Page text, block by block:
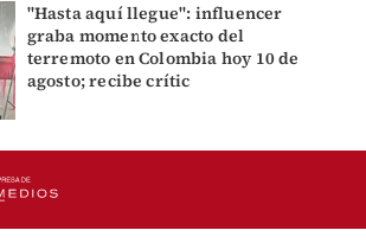
"Hasta aquí llegue": influencer
graba momento exacto del
terremoto en Colombia hoy 10 de
agosto; recibe crític